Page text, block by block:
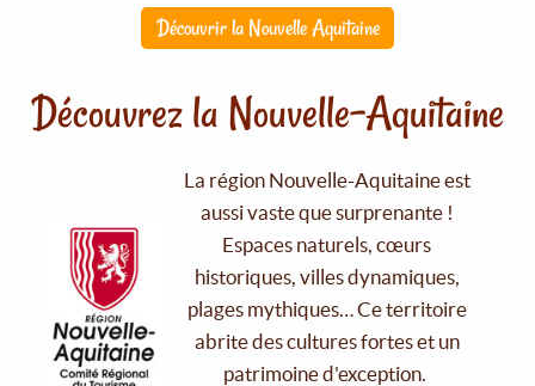
Découvrir la Nouvelle Aquitaine
Découvrez la Nouvelle-Aquitaine
La région Nouvelle-Aquitaine est
aussi vaste que surprenante !
Espaces naturels, cœurs
historiques, villes dynamiques,
plages mythiques… Ce territoire
abrite des cultures fortes et un
patrimoine d'exception.